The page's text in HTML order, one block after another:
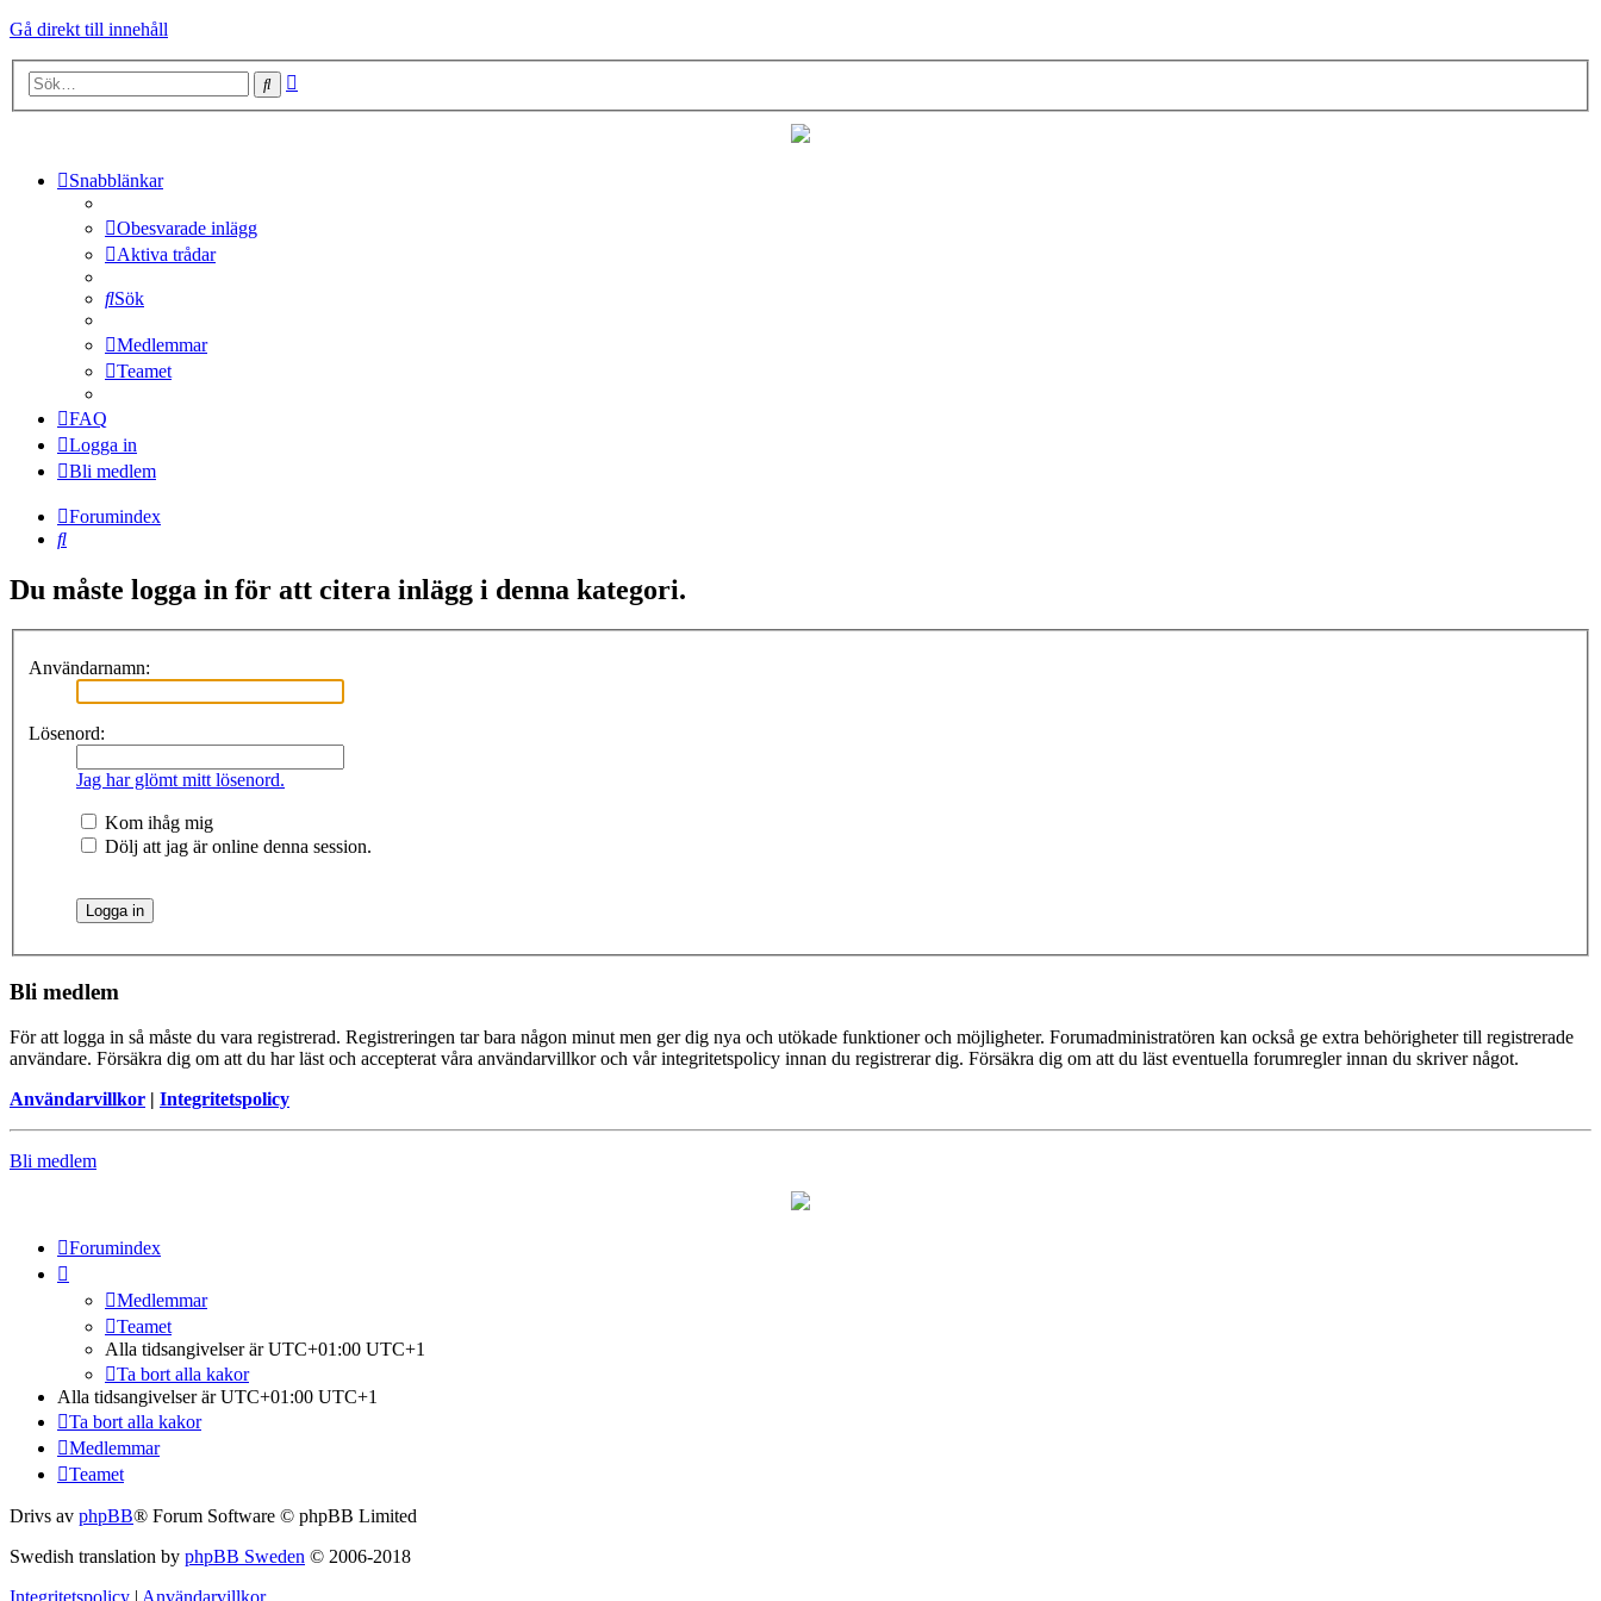
Gå direkt till innehåll
Sök
Snabblänkar
Obesvarade inlägg
Aktiva trådar
Sök
Medlemmar
Teamet
FAQ
Logga in
Bli medlem
Forumindex
Sök
Du måste logga in för att citera inlägg i denna kategori.
Användarnamn:
Lösenord:
Jag har glömt mitt lösenord.
Kom ihåg mig
Dölj att jag är online denna session.
Bli medlem
För att logga in så måste du vara registrerad. Registreringen tar bara någon minut men ger dig nya och utökade funktioner och möjligheter. Forumadministratören kan också ge extra behörigheter till registrerade
användare. Försäkra dig om att du har läst och accepterat våra användarvillkor och vår integritetspolicy innan du registrerar dig. Försäkra dig om att du läst eventuella forumregler innan du skriver något.
Användarvillkor | Integritetspolicy
Bli medlem
Forumindex
Medlemmar
Teamet
Alla tidsangivelser är UTC+01:00 UTC+1
Ta bort alla kakor
Alla tidsangivelser är UTC+01:00 UTC+1
Ta bort alla kakor
Medlemmar
Teamet
Drivs av phpBB® Forum Software © phpBB Limited
Swedish translation by phpBB Sweden © 2006-2018